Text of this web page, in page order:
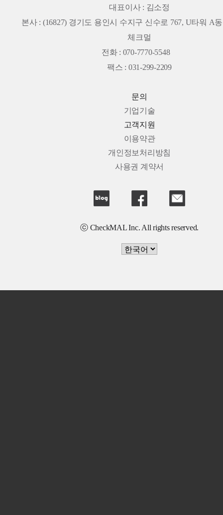
대표이사 : 김소정
본사 : (16827) 경기도 용인시 수지구 신수로 767, U타워 A
체크멀
전화 : 070-7770-5548
팩스 : 031-299-2209
문의
기업기술
고객지원
이용약관
개인정보처리방침
사용권 계약서
ⓒ CheckMAL Inc. All rights reserved.